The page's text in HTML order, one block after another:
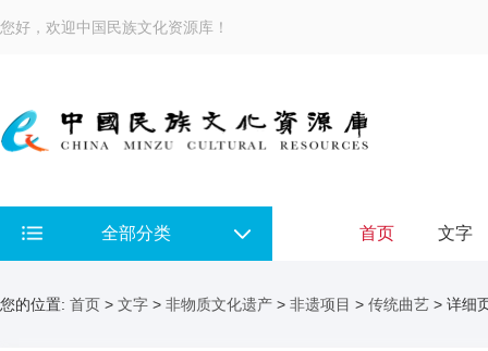
您好，欢迎中国民族文化资源库！
全部分类 首页 文字
您的位置: 首页 > 文字 > 非物质文化遗产 > 非遗项目 > 传统曲艺 > 详细